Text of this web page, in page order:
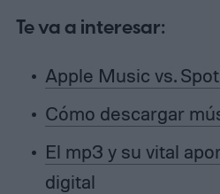
Te va a interesar:
Apple Music vs.
Cómo descargar
El mp3 y su vital
digital